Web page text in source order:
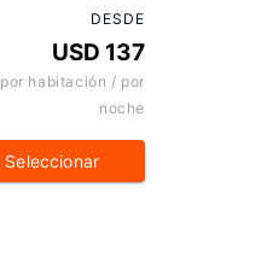
DESDE
USD 137
por habitación / por
noche
Seleccionar